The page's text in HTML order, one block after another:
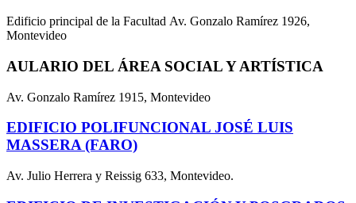
Edificio principal de la Facultad Av. Gonzalo Ramírez 1926,
Montevideo
AULARIO DEL ÁREA SOCIAL Y ARTÍSTICA
Av. Gonzalo Ramírez 1915, Montevideo
EDIFICIO POLIFUNCIONAL JOSÉ LUIS
MASSERA (FARO)
Av. Julio Herrera y Reissig 633, Montevideo.